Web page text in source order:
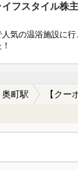
イフスタイル株
気の温浴施設に
奥町駅